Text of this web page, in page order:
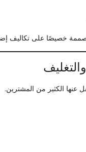
خصيصًا على تكاليف
عنها الكثير من المشترين.